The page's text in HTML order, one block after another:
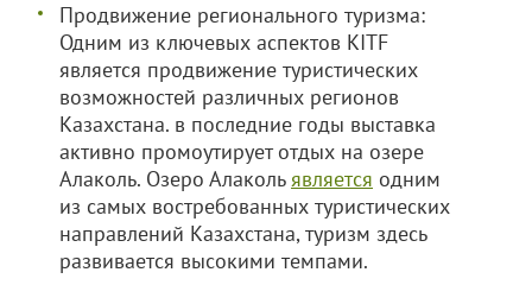
Продвижение регионального туризма:
Одним из ключевых аспектов KITF
является продвижение туристических
возможностей различных регионов
Казахстана. в последние годы выставка
активно промоутирует отдых на озере
Алаколь. Озеро Алакольявляется одним
из самых востребованных туристических
направлений Казахстана, туризм здесь
развивается высокими темпами.